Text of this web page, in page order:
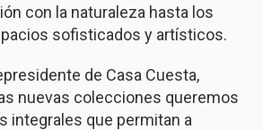
con la naturaleza hasta los
sofisticados y artísticos.
de Casa Cuesta,
nuevas colecciones queremos
integrales que permitan a